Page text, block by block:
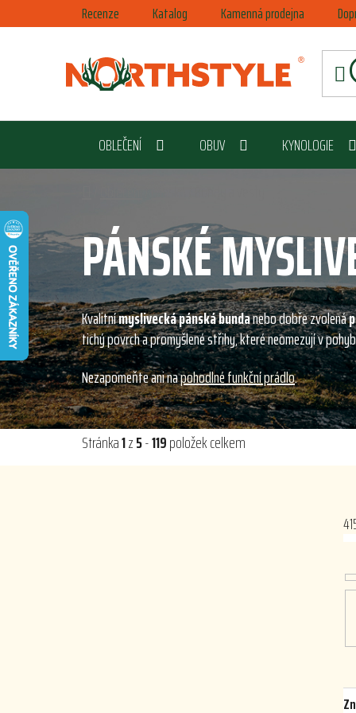
na
Recenze Katalog Kamenná prodejna
OBLEČENÍ OBUV
KYNOLOGIE
PÁNSKÉ
Kvalitnímyslivecká pánská bundanebo dobře zvolená
tichý povrch a promyšlené střihy, které neomezují v
Nezapomeňte ani napohodlné funkční prádlo.
Stránka1z5-119položek celkem